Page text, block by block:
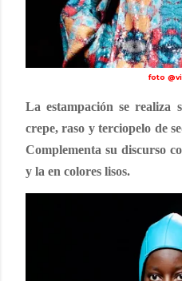
foto
La estampación se realiza
crepe, raso y terciopelo de
Complementa su discurso
y la en colores lisos.